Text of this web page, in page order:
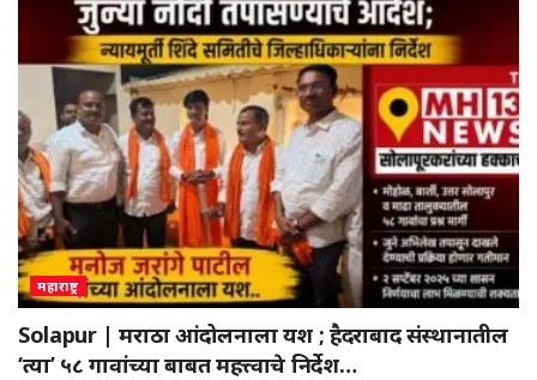
महाराष्ट्र
Solapur | मराठा आंदोलनाला यश ; हैदराबाद संस्थानातील
‘त्या’ ५८ गावांच्या बाबत महत्त्वाचे निर्देश…